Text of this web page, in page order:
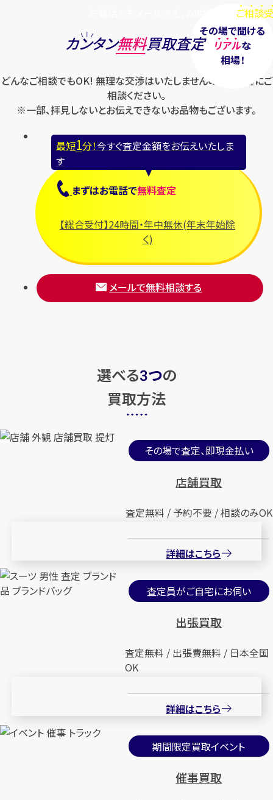
ご相談
その場で聞ける
リアルな
相場！
カンタン無料買取査定
どんなご相談でもOK! 無理な交渉はいたしませんのでお気軽にご
相談ください。
※一部、拝見しないとお伝えできないお品物もございます。
最短1分！今すぐ査定金額をお伝えいたしま
す
まずはお電話で無料査定
【総合受付】24時間・年中無休(年末年始除
く)
メールで無料相談する
選べる3つの
買取方法
その場で査定、即現金払い
店舗買取
査定無料 / 予約不要 / 相談のみOK
詳細はこちら
査定員がご自宅にお伺い
出張買取
査定無料 / 出張費無料 / 日本全国
OK
詳細はこちら
期間限定買取イベント
催事買取